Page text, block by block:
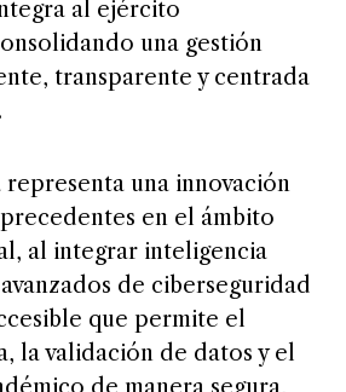
una gestión
transparente y centrada
en el ámbito
al integrar inteligencia
de ciberseguridad
que permite el
la validación de datos y el
de manera segura,